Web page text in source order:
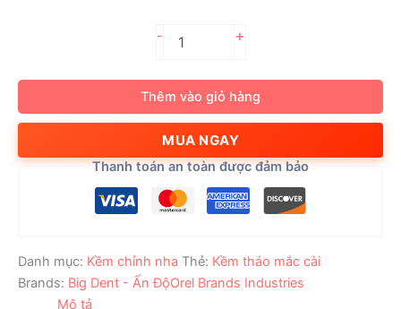
-
Đầu
Cong
13.5cm
|
Kềm
Chỉnh
Nha
số
lượng
+
Thêm vào giỏ hàng
MUA NGAY
Thanh toán an toàn được đảm bảo
Danh mục: Kềm chỉnh nha Thẻ: Kềm tháo mắc cài
Brands: Big Dent - Ấn ĐộOrel Brands Industries
Mô tả